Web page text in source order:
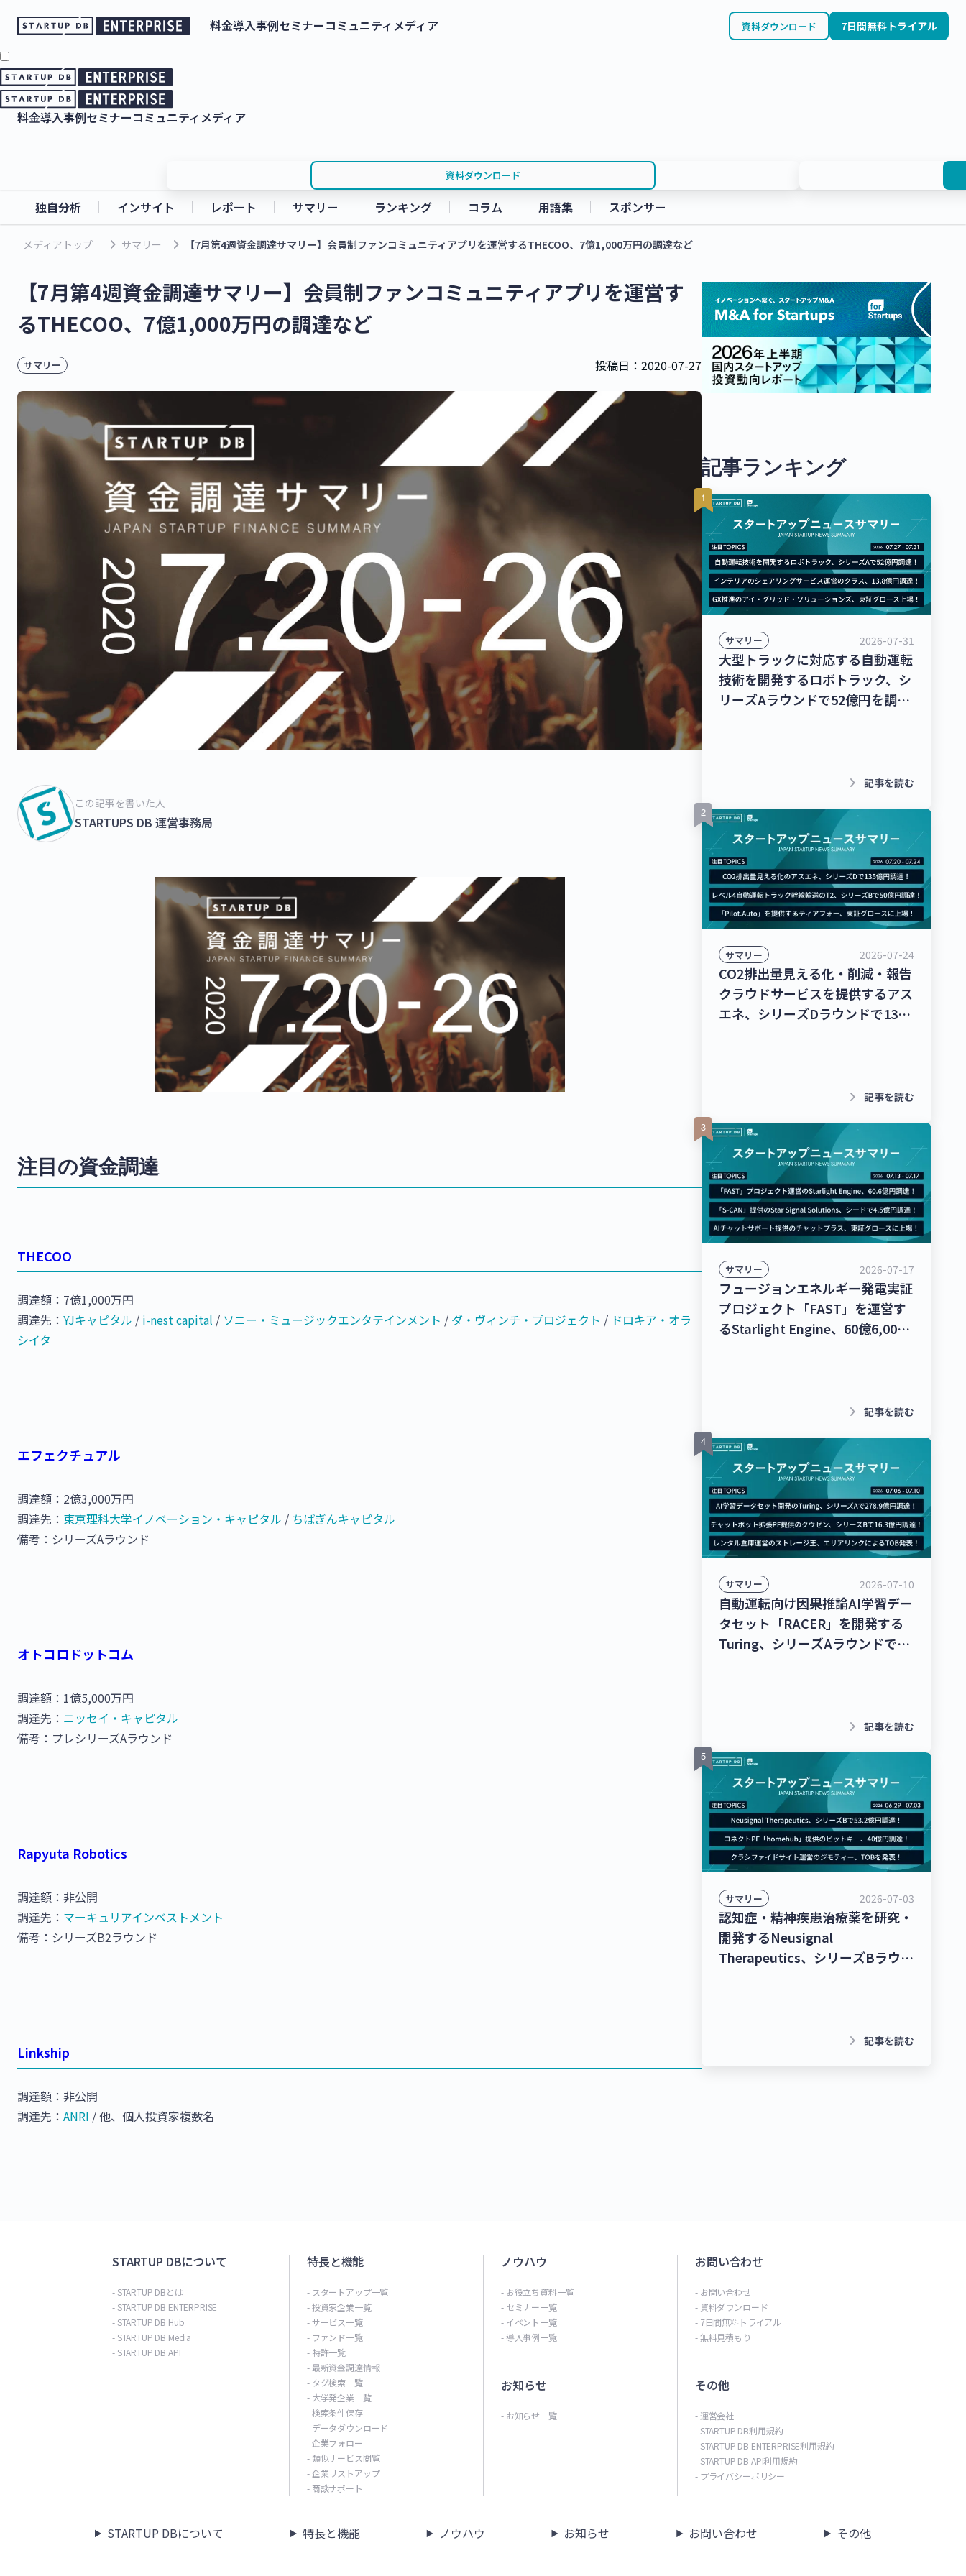
料金導入事例セミナーコミュニティ メディア 資料ダウンロード 7日間無料トライアル
料金導入事例セミナーコミュニティ メディア
資料ダウンロード
独自分析 インサイト レポート サマリー ランキング コラム 用語集 スポンサー
メディアトップ keyboard_arrow_right サマリー keyboard_arrow_right 【7月第4週資金調達サマリー】会員制ファンコミュニティアプリを運営するTHECOO、7億1,000万円の調達など
【7月第4週資金調達サマリー】会員制ファンコミュニティアプリを運営す
るTHECOO、7億1,000万円の調達など
サマリー 投稿日： 2020-07-27
この記事を書いた人
STARTUPS DB 運営事務局
注目の資金調達
THECOO
調達額：7億1,000万円
調達先： YJキャピタル / i-nest capital / ソニー・ミュージックエンタテインメント / ダ・ヴィンチ・プロジェクト / ドロキア・オラ
シイタ
エフェクチュアル
調達額：2億3,000万円
調達先： 東京理科大学イノベーション・キャピタル / ちばぎんキャピタル
備考：シリーズAラウンド
オトコロドットコム
調達額：1億5,000万円
調達先： ニッセイ・キャピタル
備考：プレシリーズAラウンド
Rapyuta Robotics
調達額：非公開
調達先： マーキュリアインベストメント
備考：シリーズB2ラウンド
Linkship
調達額：非公開
調達先： ANRI / 他、個人投資家複数名
記事ランキング
サマリー 2026-07-31
大型トラックに対応する自動運転
技術を開発するロボトラック、シ
リーズAラウンドで52億円を調
達！【最新スタートアップニュー
keyboard_arrow_right 記事を読む
サマリー 2026-07-24
CO2排出量見える化・削減・報告
クラウドサービスを提供するアス
エネ、シリーズDラウンドで135
円を調達！【最新スタートアップ
keyboard_arrow_right 記事を読む
サマリー 2026-07-17
フュージョンエネルギー発電実証
プロジェクト「FAST」を運営す
るStarlight Engine、60億6,000
Solutions、シードラウンドで4億
トアップニュース】
keyboard_arrow_right 記事を読む
サマリー 2026-07-10
自動運転向け因果推論AI学習デー
タセット「RACER」を開発する
Turing、シリーズAラウンドで
ズBラウンドで16億3,000万円を
ース】
keyboard_arrow_right 記事を読む
サマリー 2026-07-03
認知症・精神疾患治療薬を研究・
開発するNeusignal
Therapeutics、シリーズBラウン
「homehub」を提供するビット
keyboard_arrow_right 記事を読む
STARTUP DBについて
- STARTUP DBとは
- STARTUP DB ENTERPRISE
- STARTUP DB Hub
- STARTUP DB Media
- STARTUP DB API
特長と機能
- スタートアップ一覧
- 投資家企業一覧
- サービス一覧
- ファンド一覧
- 特許一覧
- 最新資金調達情報
- タグ検索一覧
- 大学発企業一覧
- 検索条件保存
- データダウンロード
- 企業フォロー
- 類似サービス閲覧
- 企業リストアップ
- 商談サポート
ノウハウ
- お役立ち資料一覧
- セミナー一覧
- イベント一覧
- 導入事例一覧
お知らせ
- お知らせ一覧
お問い合わせ
- お問い合わせ
- 資料ダウンロード
- 7日間無料トライアル
- 無料見積もり
その他
- 運営会社
- STARTUP DB利用規約
- STARTUP DB ENTERPRISE利用規約
- STARTUP DB API利用規約
- プライバシーポリシー
STARTUP DBについて 特長と機能 ノウハウ お知らせ お問い合わせ その他